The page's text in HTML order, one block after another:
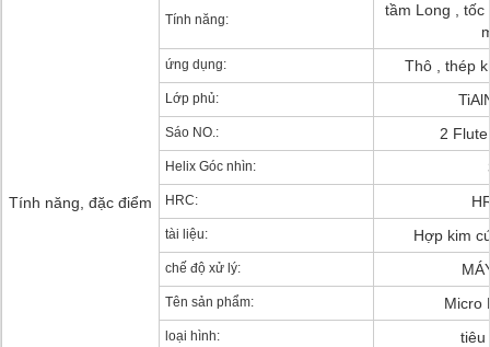
Tính năng, đặc điểm
Tính năng:
tầm Long , tốc
ứng dụng: Thô , thép
Lớp phủ:
Sáo NO.: 2
Helix Góc nhìn:
HRC:
tài liệu: Hợp kim
chế độ xử lý:
Tên sản phẩm: Micro
loại hình: tiêu